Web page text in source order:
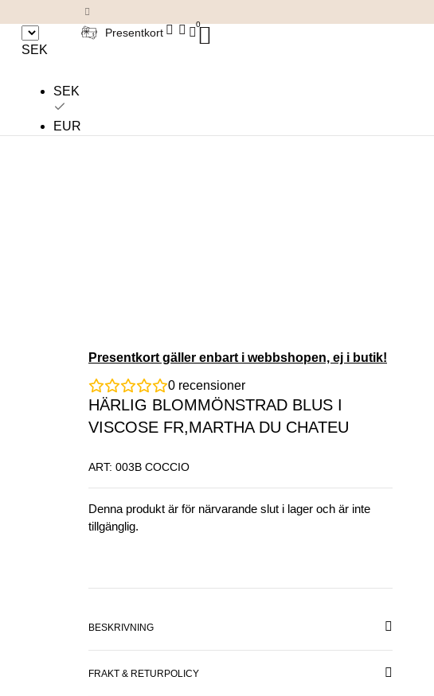
SEK
SEK
EUR
Presentkort
0
Presentkort gäller enbart i webbshopen, ej i butik!
0 recensioner
HÄRLIG BLOMMÖNSTRAD BLUS I
VISCOSE FR,MARTHA DU CHATEU
ART: 003B COCCIO
Denna produkt är för närvarande slut i lager och är inte
tillgänglig.
BESKRIVNING
FRAKT & RETURPOLICY